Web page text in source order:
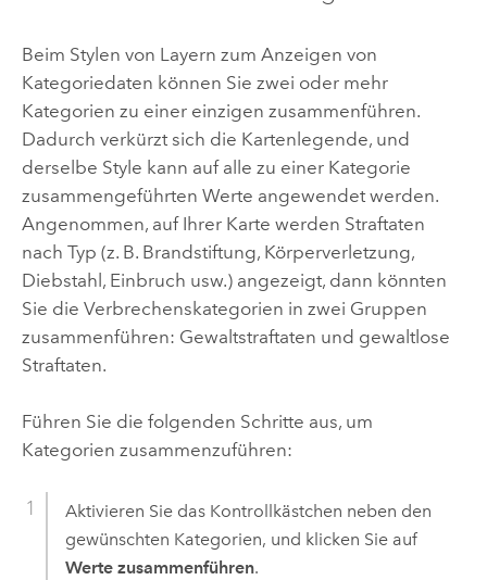
Beim Stylen von Layern zum Anzeigen von
Kategoriedaten können Sie zwei oder mehr
Kategorien zu einer einzigen zusammenführen.
Dadurch verkürzt sich die Kartenlegende, und
derselbe Style kann auf alle zu einer Kategorie
zusammengeführten Werte angewendet werden.
Angenommen, auf Ihrer Karte werden Straftaten
nach Typ (z. B. Brandstiftung, Körperverletzung,
Diebstahl, Einbruch usw.) angezeigt, dann könnten
Sie die Verbrechenskategorien in zwei Gruppen
zusammenführen: Gewaltstraftaten und gewaltlose
Straftaten.
Führen Sie die folgenden Schritte aus, um
Kategorien zusammenzuführen:
Aktivieren Sie das Kontrollkästchen neben den
gewünschten Kategorien, und klicken Sie auf
Werte zusammenführen.